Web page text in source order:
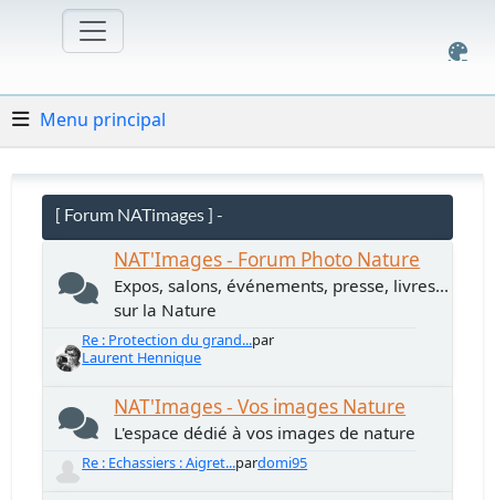
Menu principal
[ Forum NATimages ] -
NAT'Images - Forum Photo Nature
Expos, salons, événements, presse, livres...
sur la Nature
Re : Protection du grand...par
Laurent Hennique
NAT'Images - Vos images Nature
L'espace dédié à vos images de nature
Re : Echassiers : Aigret...pardomi95